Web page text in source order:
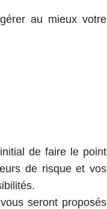
au mieux votre
de faire le point
de risque et vos
seront proposés